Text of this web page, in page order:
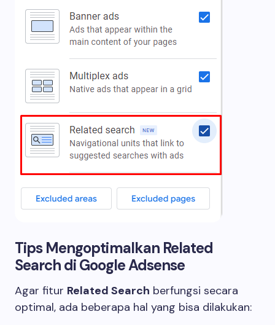
Tips Mengoptimalkan Related
Search di Google Adsense
Agar fitur Related Search berfungsi secara
optimal, ada beberapa hal yang bisa dilakukan: